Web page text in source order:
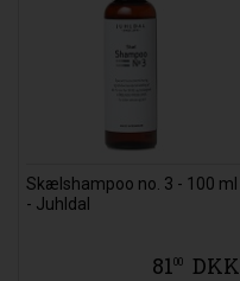
Skælshampoo no. 3 - 100 ml
- Juhldal
8100 DKK